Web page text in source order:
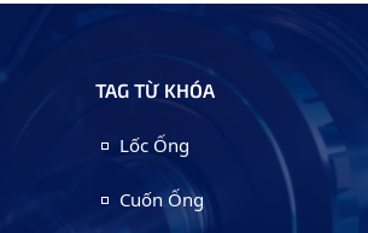
TAG TỪ KHÓA
Lốc Ống
Cuốn Ống